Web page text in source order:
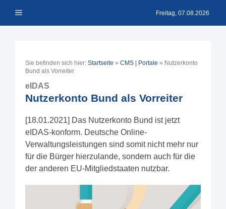
Inhalt Menü Freitag, 07.08.2026
Sie befinden sich hier: Startseite » CMS | Portale » Nutzerkonto
Bund als Vorreiter
eIDAS
Nutzerkonto Bund als Vorreiter
[18.01.2021] Das Nutzerkonto Bund ist jetzt
eIDAS-konform. Deutsche Online-
Verwaltungsleistungen sind somit nicht mehr nur
für die Bürger hierzulande, sondern auch für die
der anderen EU-Mitgliedstaaten nutzbar.